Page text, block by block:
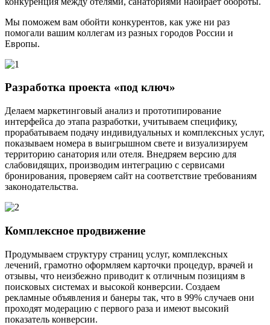
Мы поможем вам обойти конкурентов, как уже ни раз
помогали вашим коллегам из разных городов России и
Европы.
Разработка проекта «под ключ»
Делаем маркетинговый анализ и прототипирование
интерфейса до этапа разработки, учитываем специфику,
прорабатываем подачу индивидуальных и комплексных услуг,
показываем номера в выигрышном свете и визуализируем
территорию санатория или отеля. Внедряем версию для
слабовидящих, производим интеграцию с сервисами
бронирования, проверяем сайт на соответствие требованиям
законодательства.
Комплексное продвижение
Продумываем структуру страниц услуг, комплексных
лечений, грамотно оформляем карточки процедур, врачей и
отзывы, что неизбежно приводит к отличным позициям в
поисковых системах и высокой конверсии. Создаем
рекламные объявления и банеры так, что в 99% случаев они
проходят модерацию с первого раза и имеют высокий
показатель конверсии.